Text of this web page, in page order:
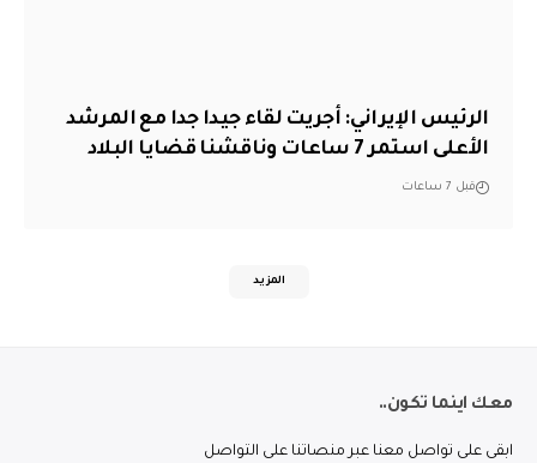
الرئيس الإيراني: أجريت لقاء جيدا جدا مع المرشد
الأعلى استمر 7 ساعات وناقشنا قضايا البلاد
قبل 7 ساعات
المزيد
معك اينما تكون..
ابقى على تواصل معنا عبر منصاتنا على التواصل